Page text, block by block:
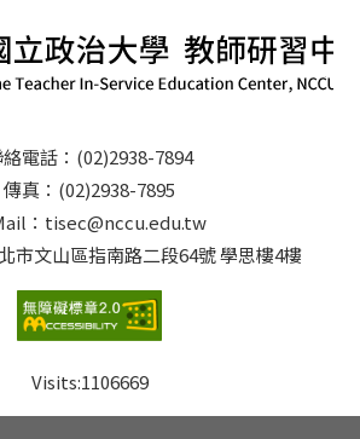
電話：(02)2938-7894
傳真：(02)2938-7895
：tisec@nccu.edu.tw
市文山區指南路二段64號 學思樓4樓
Visits:1106669